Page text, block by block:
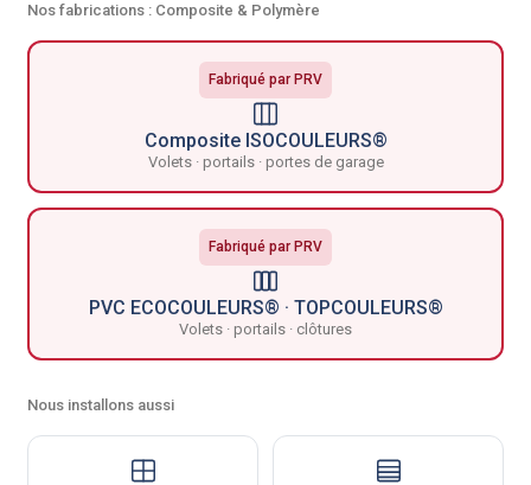
Nos fabrications : Composite & Polymère
Fabriqué par PRV
Composite ISOCOULEURS®
Volets · portails · portes de garage
Fabriqué par PRV
PVC ECOCOULEURS® · TOPCOULEURS®
Volets · portails · clôtures
Nous installons aussi